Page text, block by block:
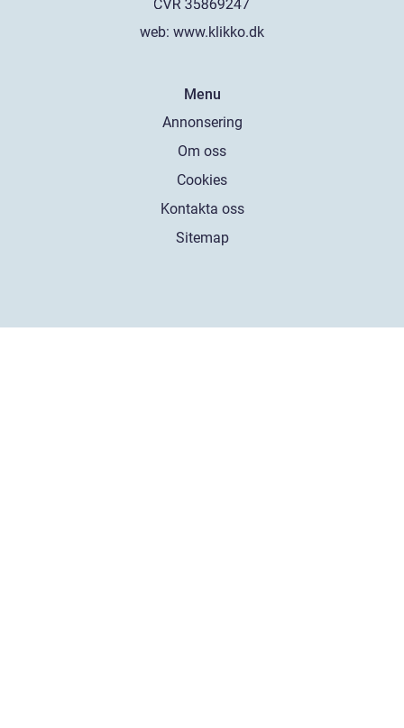
web: www.klikko.dk
Menu
Annonsering
Om oss
Cookies
Kontakta oss
Sitemap